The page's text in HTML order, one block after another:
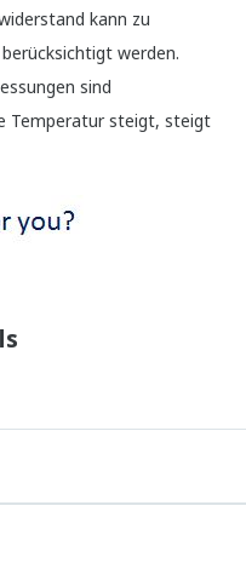
kann zu
werden.
sind
Temperatur steigt, steigt